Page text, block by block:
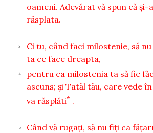
oameni. Adevărat vă spun că şi-
răsplata.
3
Ci tu, când faci milostenie, să
ta ce face dreapta,
4
pentru ca milostenia ta să fie
ascuns; şi Tatăl tău, care vede
va răsplăti* .
5
Când vă rugaţi, să nu fiţi ca